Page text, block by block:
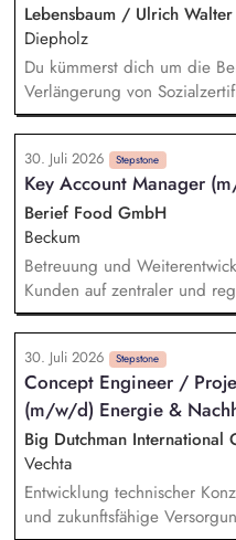
Lebensbaum / Ulrich
Diepholz
Du kümmerst dich um die
Verlängerung von
verschiedene
Angebotserstellung und
Stammdatenmanagement Du
Vorbereitungen für Audits
Informations- und
30. Juli 2026 Stepstone
Key Account Manager
Berief Food GmbH
Beckum
Betreuung und
Kunden auf zentraler und
Umsatz-, Absatz- und
Umsetzung
Wachstumsstrategien sowie
Geschäftsfelder.
Wettbewerbsentwicklungen
Maßnahmen auch im Sinne
Umsetzung von
Erstellung von Angeboten
30. Juli 2026 Stepstone
Concept Engineer /
(m/w/d) Energie &
Big Dutchman International
Vechta
Entwicklung technischer
und zukunftsfähige